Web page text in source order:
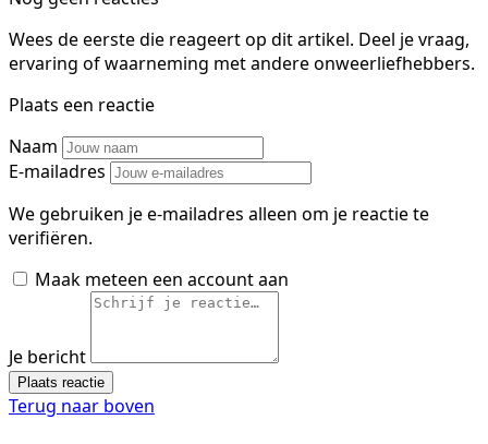
Wees de eerste die reageert op dit artikel. Deel je vraag,
ervaring of waarneming met andere onweerliefhebbers.
Plaats een reactie
Naam
E-mailadres
We gebruiken je e-mailadres alleen om je reactie te
verifiëren.
Maak meteen een account aan
Je bericht
Plaats reactie
Terug naar boven